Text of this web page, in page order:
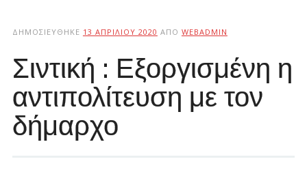
ΔΗΜΟΣΙΕΎΘΗΚΕ 13 ΑΠΡΙΛΊΟΥ 2020 ΑΠΌ WEBADMIN
Σιντική : Εξοργισμένη η
αντιπολίτευση με τον
δήμαρχο